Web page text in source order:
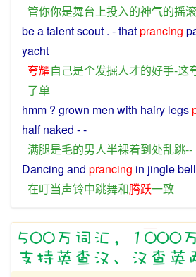
管你你是舞台上投入的神气的摇滚
beatalentscout . - thatprancing
yacht
夸耀自己是个发掘人才的好手-这
了单
hmm ? grown men with hairy legs
half naked - -
满腿是毛的男人半裸着到处乱跳--
Dancing and prancing in jinglebell
在叮当声铃中跳舞和腾跃一致